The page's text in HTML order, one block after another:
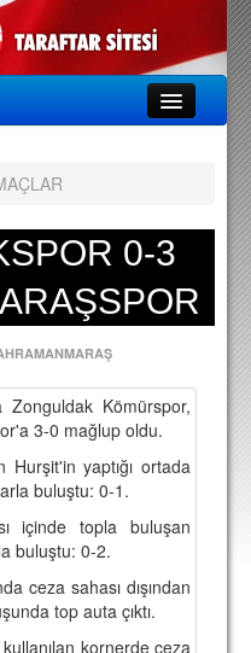
0-3
Zonguldak Kömürspor,
3-0 mağlup oldu.
yaptığı ortada
buluştu: 0-1.
içinde topla buluşan
buluştu: 0-2.
ceza sahası dışından
top auta çıktı.
kornerde ceza